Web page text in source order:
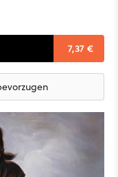
7,37 €